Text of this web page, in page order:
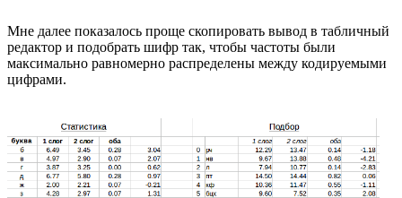
Мне далее показалось проще скопировать вывод в табличный
редактор и подобрать шифр так, чтобы частоты были
максимально равномерно распределены между кодируемыми
цифрами.